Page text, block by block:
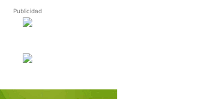
Publicidad